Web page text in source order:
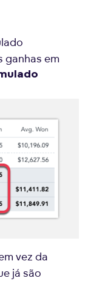
ganhas em
vez da
já são